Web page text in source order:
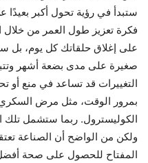
ستبدأ في رؤية تحول أكبر بعيدًا
فكرة تعزيز طول العمر من خلال
على إغلاق حلقاتك كل يوم، بل
صغيرة على مدى بضعة أشهر
التغييرات قد تساعد في منع أو
بمرور الوقت، مثل مرض السكري
الكوليسترول. ربما ستشمل تلك
ولكن من الواضح أن الصناعة
المفتاح للحصول على صحة